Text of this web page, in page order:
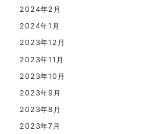
2024年2月
2024年1月
2023年12月
2023年11月
2023年10月
2023年9月
2023年8月
2023年7月